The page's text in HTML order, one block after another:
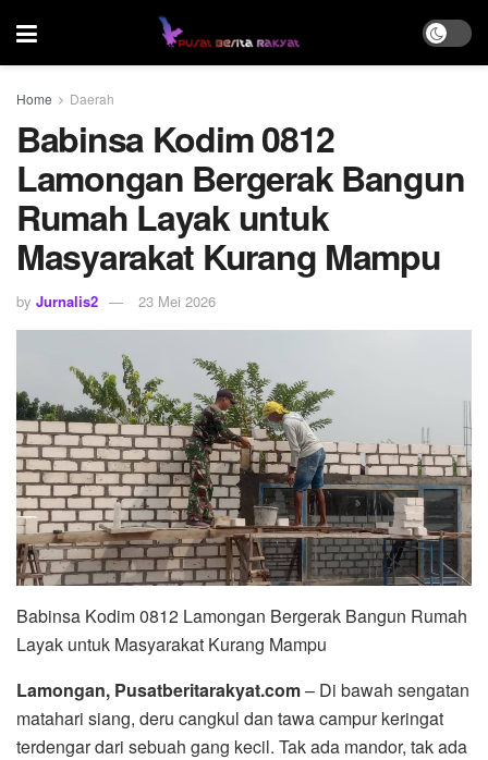
Home Daerah
Babinsa Kodim 0812
Lamongan Bergerak Bangun
Rumah Layak untuk
Masyarakat Kurang Mampu
by Jurnalis2 23 Mei 2026
Babinsa Kodim 0812 Lamongan Bergerak Bangun Rumah
Layak untuk Masyarakat Kurang Mampu
Lamongan, Pusatberitarakyat.com– Di bawah sengatan
matahari siang, deru cangkul dan tawa campur keringat
terdengar dari sebuah gang kecil. Tak ada mandor, tak ada